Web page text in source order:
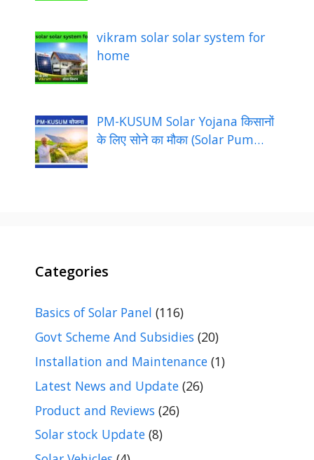
vikram solar solar system for
home
PM-KUSUM Solar Yojana किसानों
के लिए सोने का मौका (Solar Pum…
Categories
Basics of Solar Panel (116)
Govt Scheme And Subsidies (20)
Installation and Maintenance (1)
Latest News and Update (26)
Product and Reviews (26)
Solar stock Update (8)